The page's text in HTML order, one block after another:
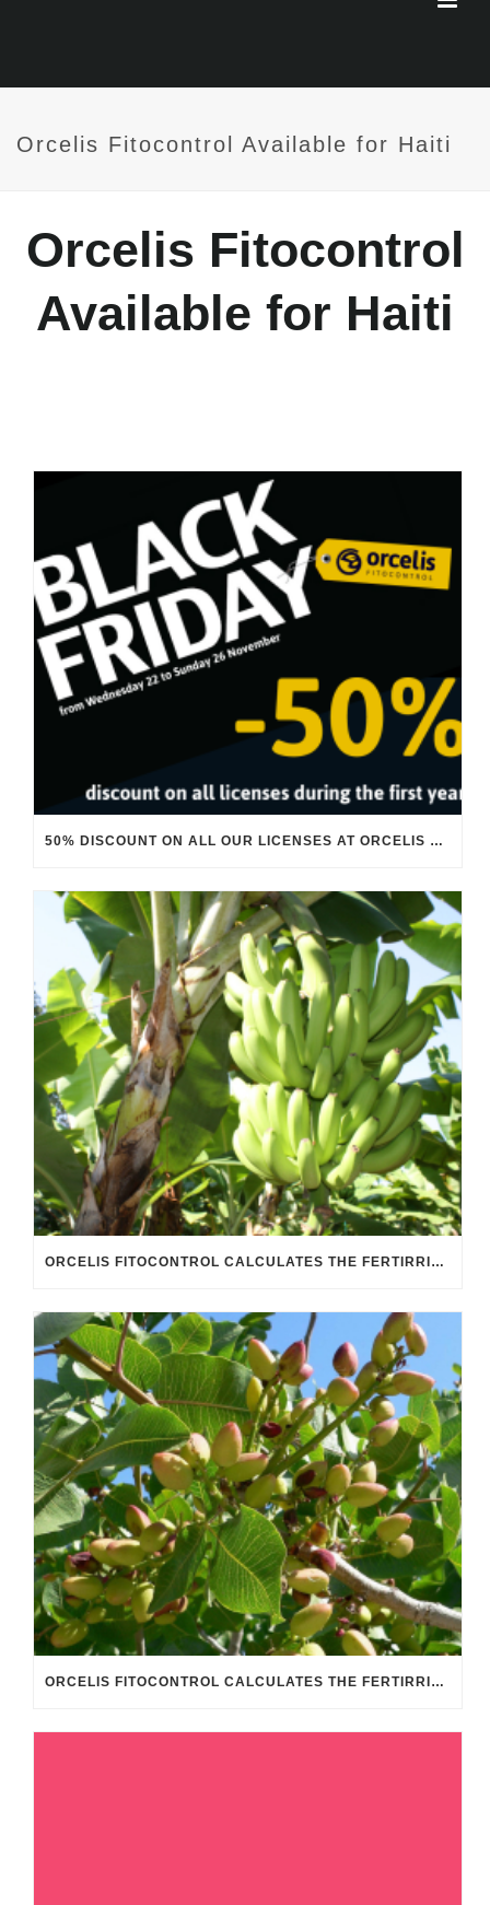
Orcelis Fitocontrol Available for Haiti
Orcelis Fitocontrol
Available for Haiti
50% DISCOUNT ON ALL OUR LICENSES AT ORCELIS FITOCONTROL BLACK FRIDAY
ORCELIS FITOCONTROL CALCULATES THE FERTIRRIGATION FOR THE BANANA FARMING
ORCELIS FITOCONTROL CALCULATES THE FERTIRRIGATION OF PISTACHIO FARMING